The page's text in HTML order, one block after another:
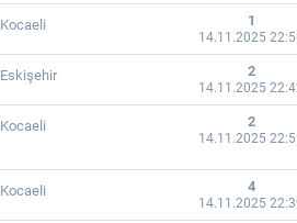
Kocaeli 1
14.11.2025
Eskişehir 2
14.11.2025
Kocaeli 2
14.11.2025
Kocaeli 4
14.11.2025